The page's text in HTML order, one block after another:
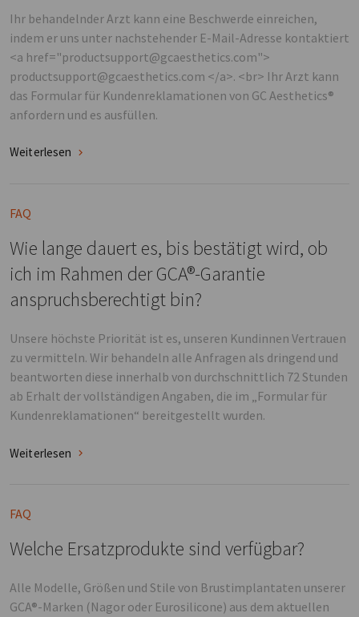
Ihr behandelnder Arzt kann eine Beschwerde einreichen,
indem er uns unter nachstehender E-Mail-Adresse kontaktiert
<a href="productsupport@gcaesthetics.com">
productsupport@gcaesthetics.com </a>. <br> Ihr Arzt kann
das Formular für Kundenreklamationen von GC Aesthetics®
anfordern und es ausfüllen.
Weiterlesen
FAQ
Wie lange dauert es, bis bestätigt wird, ob
ich im Rahmen der GCA®-Garantie
anspruchsberechtigt bin?
Unsere höchste Priorität ist es, unseren Kundinnen Vertrauen
zu vermitteln. Wir behandeln alle Anfragen als dringend und
beantworten diese innerhalb von durchschnittlich 72 Stunden
ab Erhalt der vollständigen Angaben, die im „Formular für
Kundenreklamationen“ bereitgestellt wurden.
Weiterlesen
FAQ
Welche Ersatzprodukte sind verfügbar?
Alle Modelle, Größen und Stile von Brustimplantaten unserer
GCA®-Marken (Nagor oder Eurosilicone) aus dem aktuellen